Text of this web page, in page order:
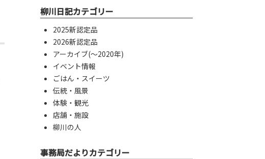
柳川日記カテゴリー
2025新認定品
2026新認定品
アーカイブ(〜2020年)
イベント情報
ごはん・スイーツ
伝統・風景
体験・観光
店舗・施設
柳川の人
事務局だよりカテゴリー